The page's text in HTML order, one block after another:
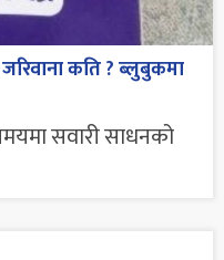
कति ? ब्लुबुकमा
सवारी साधनको